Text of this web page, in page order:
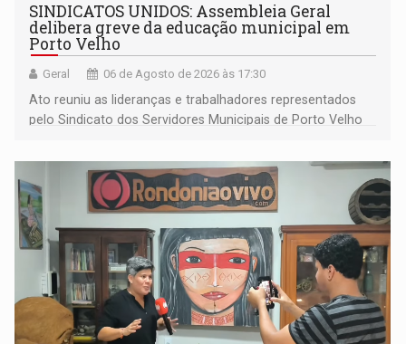
SINDICATOS UNIDOS: Assembleia Geral
delibera greve da educação municipal em
Porto Velho
Geral 06 de Agosto de 2026 às 17:30
Ato reuniu as lideranças e trabalhadores representados
pelo Sindicato dos Servidores Municipais de Porto Velho